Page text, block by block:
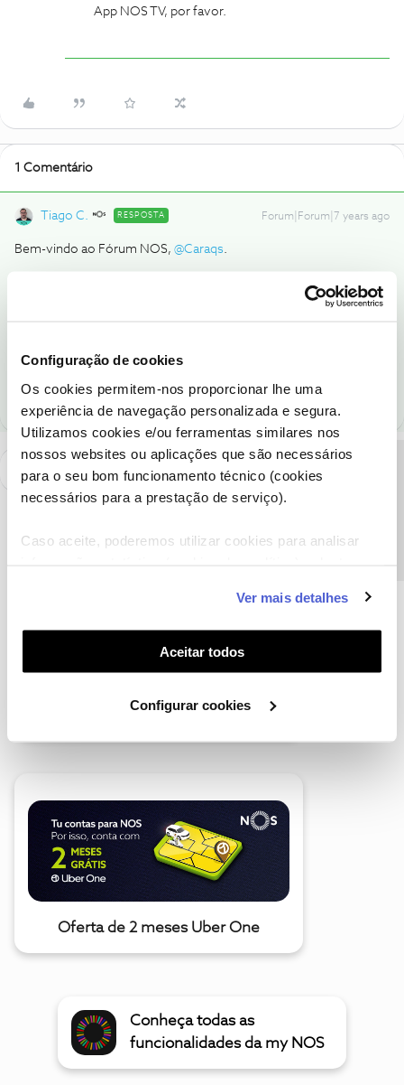
Configuração de cookies
Os cookies permitem-nos proporcionar lhe uma
experiência de navegação personalizada e segura.
Utilizamos cookies e/ou ferramentas similares nos
nossos websites ou aplicações que são necessários
para o seu bom funcionamento técnico (cookies
necessários para a prestação de serviço).
Caso aceite, poderemos utilizar cookies para analisar
funcionalidades (cookies de personalização e
funcionalidade) e adaptar anúncios aos seus interesses
(cookies de publicidade personalizada). Pode gerir a
utilização dos cookies clicando em "Configurar
Ver mais detalhes
Aceitar todos
Configurar cookies
App NOS TV, por favor.
1 Comentário
Tiago C. RESPOSTA Forum|Forum|7 years ago
Bem-vindo ao Fórum NOS, @Caraqs.
Para podermos ajudar, precisamos que nos detalhe as
dificuldades que sente ao utilizar a App NOS TV, por favor.
Ajude a comunidade a encontrar informação relevante. Marque
A poupança que COMBINA
Oferta de 2 meses Uber One
Conheça todas as
funcionalidades da my NOS